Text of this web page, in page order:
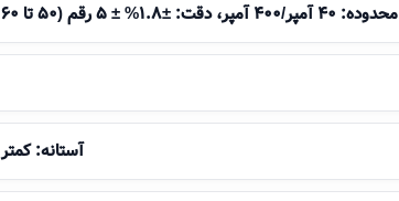
محدوده: 40 آمپر/400 آمپر، دقت: ±1.8% ± 5 رقم (50 تا 60 هرتز)
آستانه: کمتر